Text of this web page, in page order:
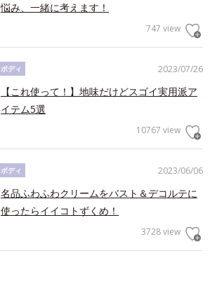
悩み、一緒に考えます！
747 view
2023/07/26
ボディ
【これ使って！】地味だけどスゴイ実用派ア
イテム5選
10767 view
2023/06/06
ボディ
名品ふわふわクリームをバスト＆デコルテに
使ったらイイコトずくめ！
3728 view